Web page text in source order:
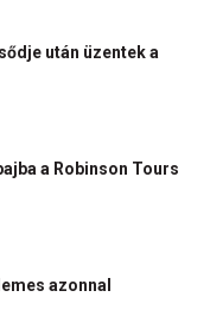
után üzentek a
a Robinson Tours
azonnal